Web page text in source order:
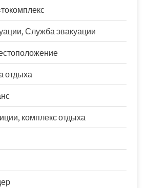
Служба эвакуации
отдыха
комплекс отдыха